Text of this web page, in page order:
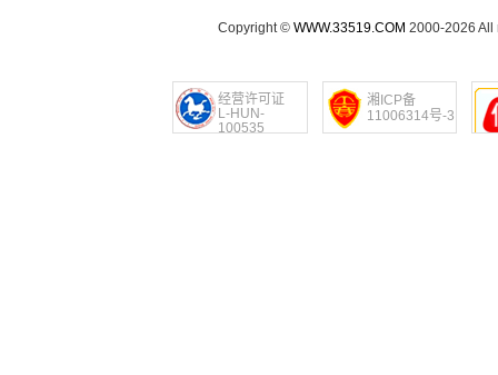
Copyright © WWW.33519.COM 2000-2026 All
经营许可证
L-HUN-
100535
湘ICP备
11006314号-3